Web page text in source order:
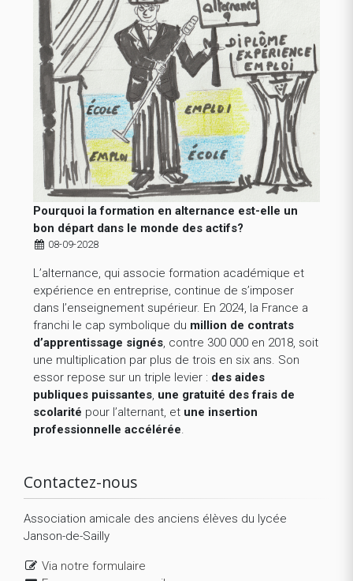
Pourquoi la formation en alternance est-elle un
bon départ dans le monde des actifs?
08-09-2028
L’alternance, qui associe formation académique et
expérience en entreprise, continue de s’imposer
dans l’enseignement supérieur. En 2024, la France a
franchi le cap symbolique du million de contrats
d’apprentissage signés, contre 300 000 en 2018, soit
une multiplication par plus de trois en six ans. Son
essor repose sur un triple levier : des aides
publiques puissantes, une gratuité des frais de
scolarité pour l’alternant, et une insertion
professionnelle accélérée.
Contactez-nous
Association amicale des anciens élèves du lycée
Janson-de-Sailly
Via notre formulaire